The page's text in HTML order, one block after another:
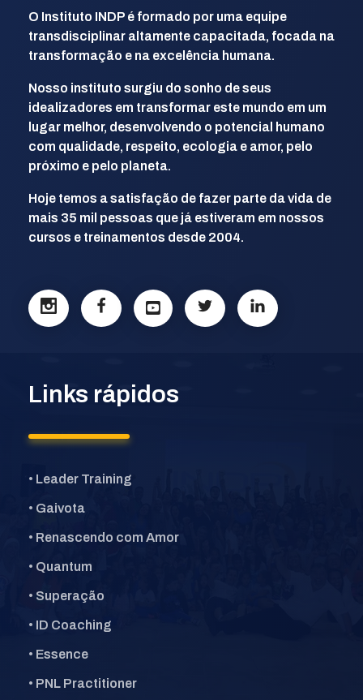
O Instituto INDP é formado por uma equipe
transdisciplinar altamente capacitada, focada na
transformação e na excelência humana.
Nosso instituto surgiu do sonho de seus
idealizadores em transformar este mundo em um
lugar melhor, desenvolvendo o potencial humano
com qualidade, respeito, ecologia e amor, pelo
próximo e pelo planeta.
Hoje temos a satisfação de fazer parte da vida de
mais 35 mil pessoas que já estiveram em nossos
cursos e treinamentos desde 2004.
Links rápidos
• Leader Training
• Gaivota
• Renascendo com Amor
• Quantum
• Superação
• ID Coaching
• Essence
• PNL Practitioner